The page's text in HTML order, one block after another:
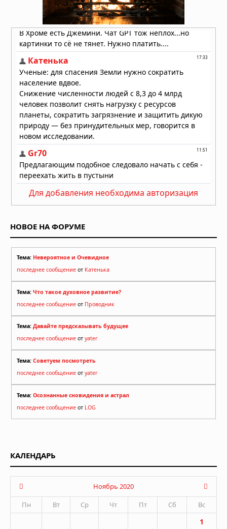
02.08.2026 в 09:28
Жак Валле посвятил расследованию
НЛО 70 лет. Его последний дневник
утверждает: загадка куда глубже,
чем просто "инопланетяне!
Для добавления необходима авторизация
НОВОЕ НА ФОРУМЕ
Тема: Невероятное и Очевидное
последнее сообщение от Катенька
Тема: Что такое духовное развитие?
последнее сообщение от Проводник
Тема: Давайте предсказывать будущее
последнее сообщение от yater
Тема: Советуем посмотреть
последнее сообщение от yater
Тема: Осознанные сновидения и астрал
последнее сообщение от LOG
КАЛЕНДАРЬ
Ноябрь 2020
Пн
Вт Ср Чт Пт Сб Вс
1